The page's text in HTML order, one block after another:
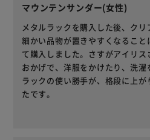
マウンテンサンダー(女性)
メタルラックを購入した後、ク
細かい品物が置きやすくなるこ
て購入しました。さすがアイリ
おかげで、洋服をかけたり、洗
ラックの使い勝手が、格段に上
たです。